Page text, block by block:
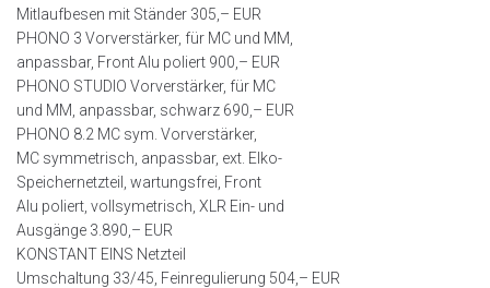
Mitlaufbesen mit Ständer 305,– EUR
PHONO 3 Vorverstärker, für MC und MM,
anpassbar, Front Alu poliert 900,– EUR
PHONO STUDIO Vorverstärker, für MC
und MM, anpassbar, schwarz 690,– EUR
PHONO 8.2 MC sym. Vorverstärker,
MC symmetrisch, anpassbar, ext. Elko-
Speichernetzteil, wartungsfrei, Front
Alu poliert, vollsymetrisch, XLR Ein- und
Ausgänge 3.890,– EUR
KONSTANT EINS Netzteil
Umschaltung 33/45, Feinregulierung 504,– EUR